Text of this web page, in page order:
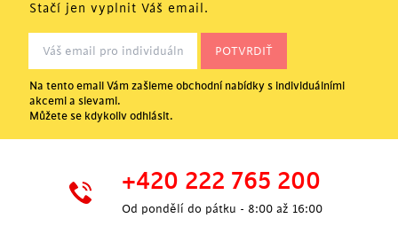
Stačí jen vyplnit Váš email.
Na tento email Vám zašleme obchodní nabídky s individuálními
akcemi a slevami.
Můžete se kdykoliv odhlásit.
+420 222 765 200
Od pondělí do pátku - 8:00 až 16:00